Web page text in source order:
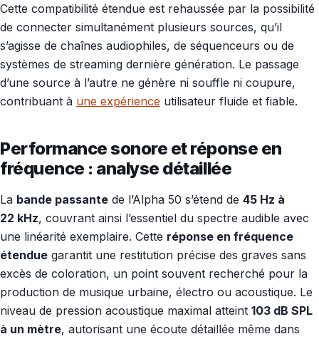
Cette compatibilité étendue est rehaussée par la possibilité
de connecter simultanément plusieurs sources, qu’il
s’agisse de chaînes audiophiles, de séquenceurs ou de
systèmes de streaming dernière génération. Le passage
d’une source à l’autre ne génère ni souffle ni coupure,
contribuant à une expérience utilisateur fluide et fiable.
Performance sonore et réponse en
fréquence : analyse détaillée
La bande passante de l’Alpha 50 s’étend de 45 Hz à
22 kHz, couvrant ainsi l’essentiel du spectre audible avec
une linéarité exemplaire. Cette réponse en fréquence
étendue garantit une restitution précise des graves sans
excès de coloration, un point souvent recherché pour la
production de musique urbaine, électro ou acoustique. Le
niveau de pression acoustique maximal atteint 103 dB SPL
à un mètre, autorisant une écoute détaillée même dans